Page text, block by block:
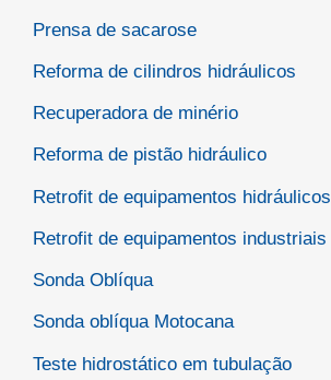
Prensa de sacarose
Reforma de cilindros hidráulicos
Recuperadora de minério
Reforma de pistão hidráulico
Retrofit de equipamentos hidráulicos
Retrofit de equipamentos industriais
Sonda Oblíqua
Sonda oblíqua Motocana
Teste hidrostático em tubulação